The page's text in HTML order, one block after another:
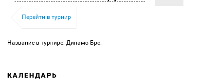
Перейти в турнир
Название в турнире: Динамо Брс.
КАЛЕНДАРЬ